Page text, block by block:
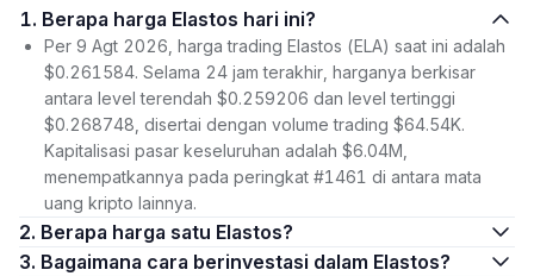
1. Berapa harga Elastos hari ini?
Per 9 Agt 2026, harga trading Elastos (ELA) saat ini adalah
$0.261584. Selama 24 jam terakhir, harganya berkisar
antara level terendah $0.259206 dan level tertinggi
$0.268748, disertai dengan volume trading $64.54K.
Kapitalisasi pasar keseluruhan adalah $6.04M,
menempatkannya pada peringkat #1461 di antara mata
uang kripto lainnya.
2. Berapa harga satu Elastos?
3. Bagaimana cara berinvestasi dalam Elastos?